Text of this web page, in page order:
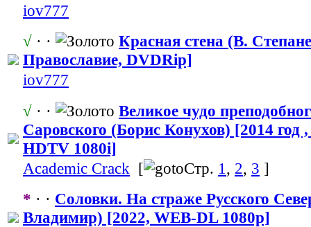
iov777
√ · ·
Красная стена (В.
Православие, ​ DVDRip]
iov777
√ · ·
Великое чудо
Саровского (Борис Конухов) [2014 год
HDTV 1080i]
Academic Crack [ Стр. 1 , 2, 3 ]
* · · Соловки. На страже Русского
Владимир) [2022, WEB-DL 1080p]